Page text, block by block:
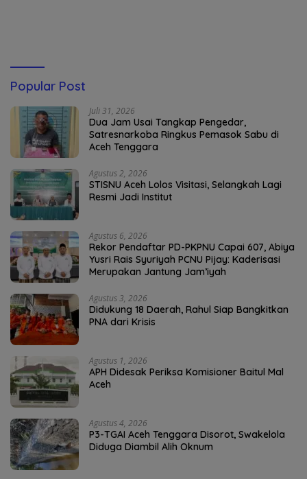
Popular Post
Juli 31, 2026
Dua Jam Usai Tangkap Pengedar,
Satresnarkoba Ringkus Pemasok Sabu di
Aceh Tenggara
Agustus 2, 2026
STISNU Aceh Lolos Visitasi, Selangkah Lagi
Resmi Jadi Institut
Agustus 6, 2026
Rekor Pendaftar PD-PKPNU Capai 607, Abiya
Yusri Rais Syuriyah PCNU Pijay: Kaderisasi
Merupakan Jantung Jam’iyah
Agustus 3, 2026
Didukung 18 Daerah, Rahul Siap Bangkitkan
PNA dari Krisis
Agustus 1, 2026
APH Didesak Periksa Komisioner Baitul Mal
Aceh
Agustus 4, 2026
P3-TGAI Aceh Tenggara Disorot, Swakelola
Diduga Diambil Alih Oknum